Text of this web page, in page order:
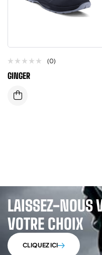
(0)
GINGER
LAISSEZ-NOUS
VOTRE CHOIX
CLIQUEZ ICI